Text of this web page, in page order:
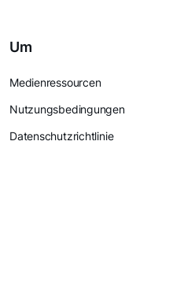
Um
Medienressourcen
Nutzungsbedingungen
Datenschutzrichtlinie